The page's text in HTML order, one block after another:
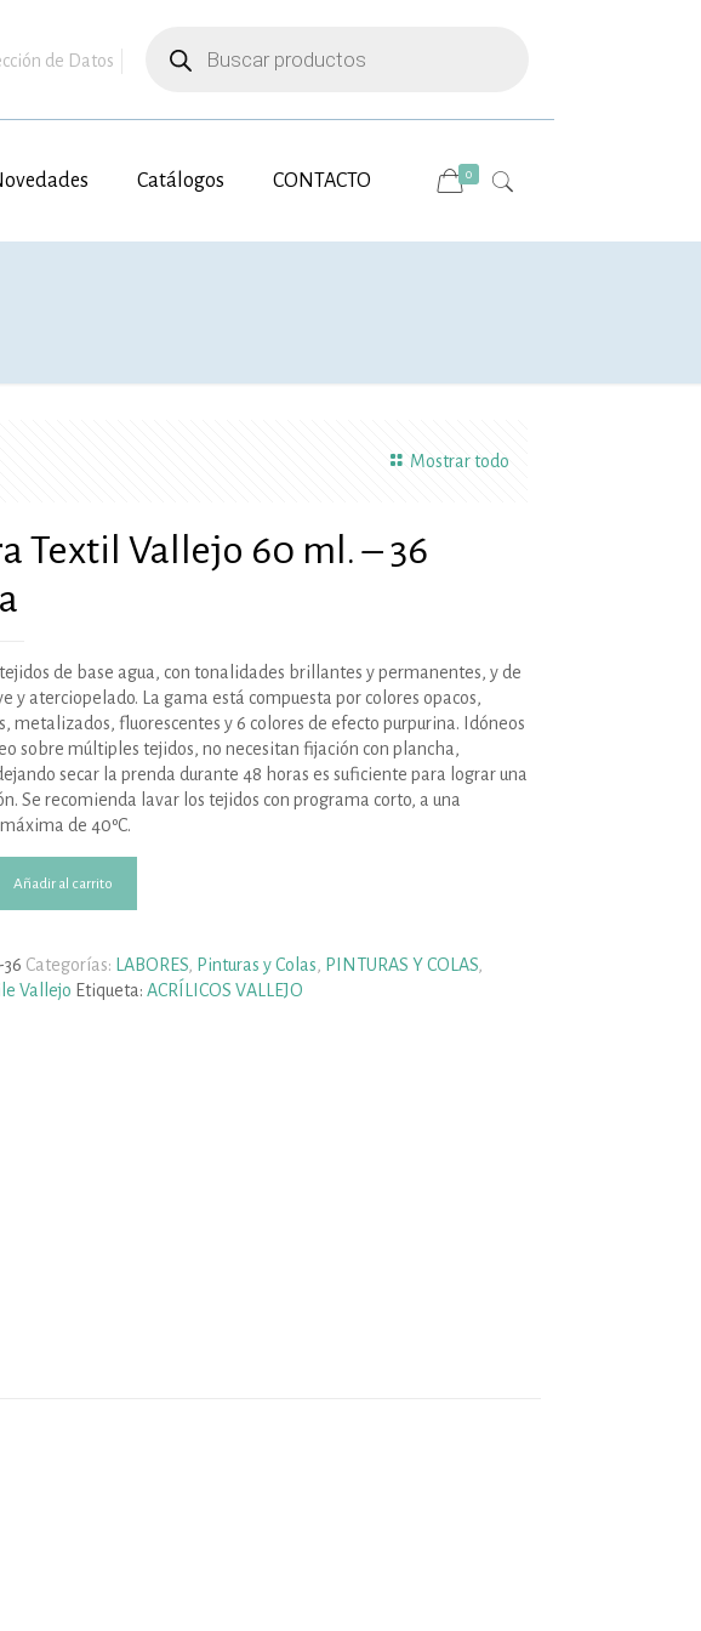
de Datos
productos
Catálogos CONTACTO 0
Mostrar todo
Textil Vallejo 60 ml. – 36
de base agua, con tonalidades brillantes y permanentes, y de
y aterciopelado. La gama está compuesta por colores opacos,
metalizados, fluorescentes y 6 colores de efecto purpurina. Idóneos
sobre múltiples tejidos, no necesitan fijación con plancha,
secar la prenda durante 48 horas es suficiente para lograr una
Se recomienda lavar los tejidos con programa corto, a una
de 40ºC.
Añadir al carrito
Categorías: LABORES, Pinturas y Colas PINTURAS Y COLAS,
Vallejo Etiqueta: ACRÍLICOS VALLEJO